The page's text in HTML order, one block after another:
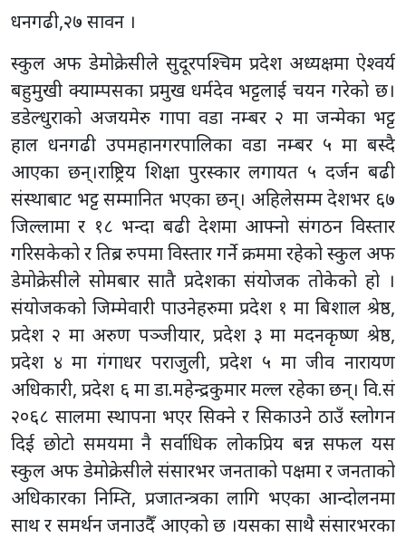
धनगढी,२७ सावन ।
स्कुल अफ डेमोक्रेसीले सुदूरपश्चिम प्रदेश अध्यक्षमा ऐश्वर्य
बहुमुखी क्याम्पसका प्रमुख धर्मदेव भट्टलाई चयन गरेको छ।
डडेल्धुराको अजयमेरु गापा वडा नम्बर २ मा जन्मेका भट्ट
हाल धनगढी उपमहानगरपालिका वडा नम्बर ५ मा बस्दै
आएका छन्।राष्ट्रिय शिक्षा पुरस्कार लगायत ५ दर्जन बढी
संस्थाबाट भट्ट सम्मानित भएका छन्। अहिलेसम्म देशभर ६७
जिल्लामा र १८ भन्दा बढी देशमा आफ्नो संगठन विस्तार
गरिसकेको र तिब्र रुपमा विस्तार गर्ने क्रममा रहेको स्कुल अफ
डेमोक्रेसीले सोमबार सातै प्रदेशका संयोजक तोकेको हो ।
संयोजकको जिम्मेवारी पाउनेहरुमा प्रदेश १ मा बिशाल श्रेष्ठ,
प्रदेश २ मा अरुण पञ्जीयार, प्रदेश ३ मा मदनकृष्ण श्रेष्ठ,
प्रदेश ४ मा गंगाधर पराजुली, प्रदेश ५ मा जीव नारायण
अधिकारी, प्रदेश ६ मा डा.महेन्द्रकुमार मल्ल रहेका छन्। वि.सं
२०६८ सालमा स्थापना भएर सिक्ने र सिकाउने ठाउँ स्लोगन
दिई छोटो समयमा नै सर्वाधिक लोकप्रिय बन्न सफल यस
स्कुल अफ डेमोक्रेसीले संसारभर जनताको पक्षमा र जनताको
अधिकारका निम्ति, प्रजातन्त्रका लागि भएका आन्दोलनमा
साथ र समर्थन जनाउदैँ आएको छ ।यसका साथै संसारभरका